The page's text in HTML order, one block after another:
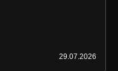
29.07.2026